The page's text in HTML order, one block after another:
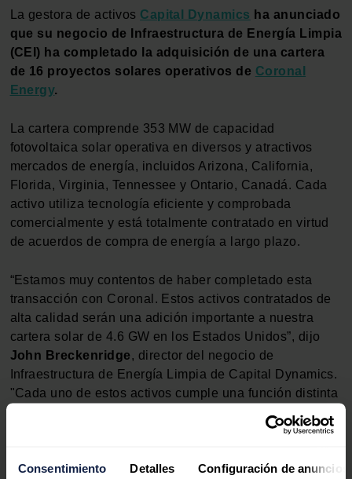
Consentimiento Detalles Configuración de anuncios
La gestora de activos Capital Dynamics ha anunciado
que su negocio de Infraestructura de Energía Limpia
(CEI) ha completado la adquisición de una cartera
de 16 proyectos solares operativos de Coronal
Energy.
La cartera comprende 353 MW de capacidad
fotovoltaica solar operativa en diversos y atractivos
mercados de energía, incluidos Arizona, California,
Florida, Virginia, Tennessee y Ontario, Canadá. Cada
activo utiliza tecnología eficiente y comprobada
comercialmente y está totalmente contratado en virtud
de acuerdos de compra de energía a largo plazo.
“Estamos muy contentos de haber completado esta
transacción con Coronal. Estos activos contratados de
alta calidad serán una adición importante a nuestra
cartera solar de 4.6 GW en los Estados Unidos”, dijo
John Breckenridge, director del negocio de
Infraestructura de Energía Limpia de Capital Dynamics.
"Cada uno de estos activos cumple una función distinta
para satisfacer las necesidades de energía limpia de
sus respectivos mercados de una manera segura,